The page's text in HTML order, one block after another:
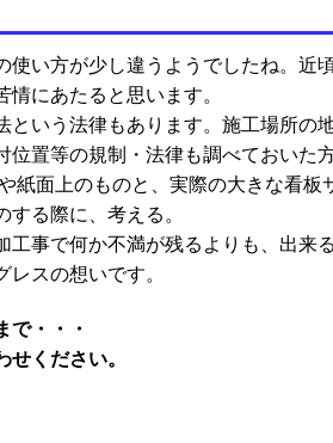
使い方が少し違うようでしたね。近
にあたると思います。
という法律もあります。施工場所の
置等の規制・法律も調べておいた方
紙面上のものと、実際の大きな看板
る際に、考える。
事で何か不満が残るよりも、出来る
スの想いです。
で・・・
ください。